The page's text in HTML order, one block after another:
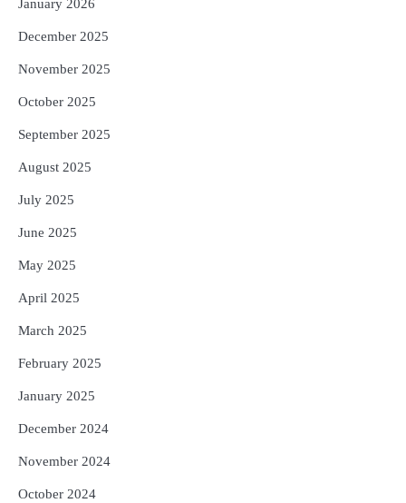
January 2026
December 2025
November 2025
October 2025
September 2025
August 2025
July 2025
June 2025
May 2025
April 2025
March 2025
February 2025
January 2025
December 2024
November 2024
October 2024